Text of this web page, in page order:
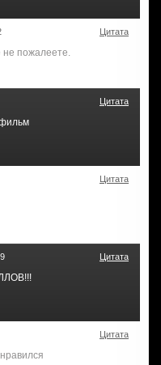
Цитата
не пожалеете.
Цитата
Цитата
Цитата
Цитата